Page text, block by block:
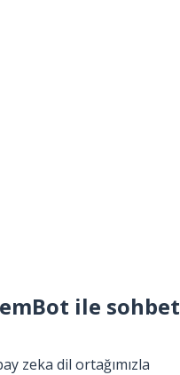
ile sohbet
zeka dil ortağımızla